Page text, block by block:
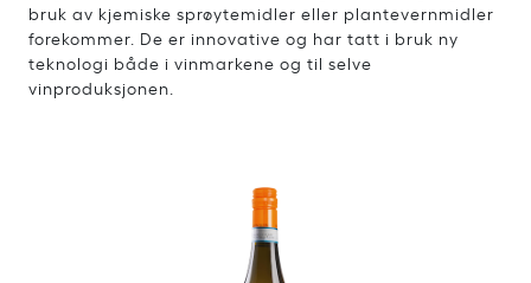
bruk av kjemiske sprøytemidler eller plantevernmidler
forekommer. De er innovative og har tatt i bruk ny
teknologi både i vinmarkene og til selve
vinproduksjonen.